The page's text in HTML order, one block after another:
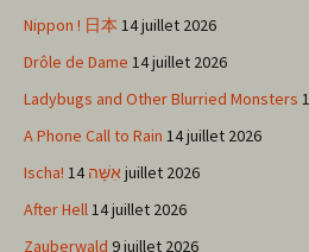
Nippon ! 日本 14 juillet 2026
Drôle de Dame 14 juillet 2026
Ladybugs and Other Blurried Monsters
A Phone Call to Rain 14 juillet 2026
Ischa! אִשָּׁה14 juillet 2026
After Hell14 juillet 2026
Zauberwald 9 juillet 2026